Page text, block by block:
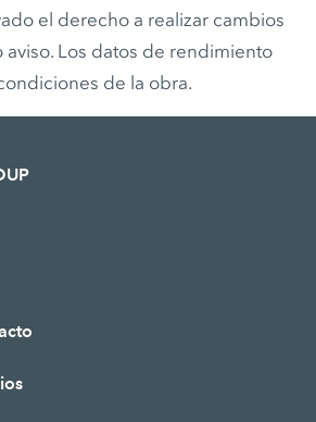
el derecho a realizar cambios
Los datos de rendimiento
de la obra.